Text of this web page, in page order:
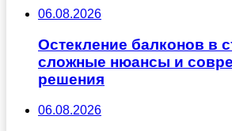
06.08.2026
Остекление балконов в
сложные нюансы и
решения
06.08.2026